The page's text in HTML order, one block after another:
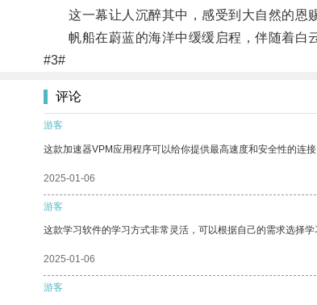
这一幕让人沉醉其中，感受到大自然的恩赐
帆船在蔚蓝的海洋中缓缓启程，伴随着白云
#3#
评论
游客
这款加速器VPM应用程序可以给你提供最高速度和安全性的连
2025-01-06
游客
这款学习软件的学习方式非常灵活，可以根据自己的需求选择
2025-01-06
游客